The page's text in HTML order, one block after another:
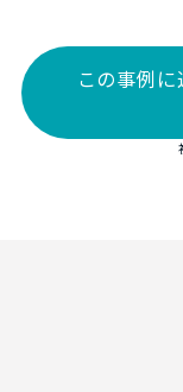
この事例